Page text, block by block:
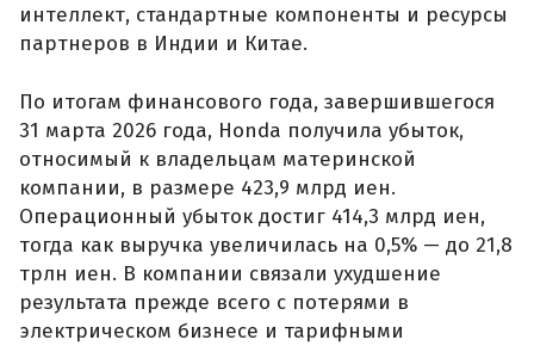
интеллект, стандартные компоненты и ресурсы
партнеров в Индии и Китае.
По итогам финансового года, завершившегося
31 марта 2026 года, Honda получила убыток,
относимый к владельцам материнской
компании, в размере 423,9 млрд иен.
Операционный убыток достиг 414,3 млрд иен,
тогда как выручка увеличилась на 0,5% — до 21,8
трлн иен. В компании связали ухудшение
результата прежде всего с потерями в
электрическом бизнесе и тарифными